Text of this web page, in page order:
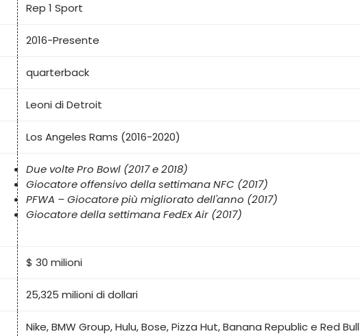
Rep 1 Sport
2016-Presente
quarterback
Leoni di Detroit
Los Angeles Rams (2016-2020)
Due volte Pro Bowl (2017 e 2018)
Giocatore offensivo della settimana NFC (2017)
PFWA – Giocatore più migliorato dell'anno (2017)
Giocatore della settimana FedEx Air (2017)
$ 30 milioni
25,325 milioni di dollari
Nike, BMW Group, Hulu, Bose, Pizza Hut, Banana Republic e Red Bull